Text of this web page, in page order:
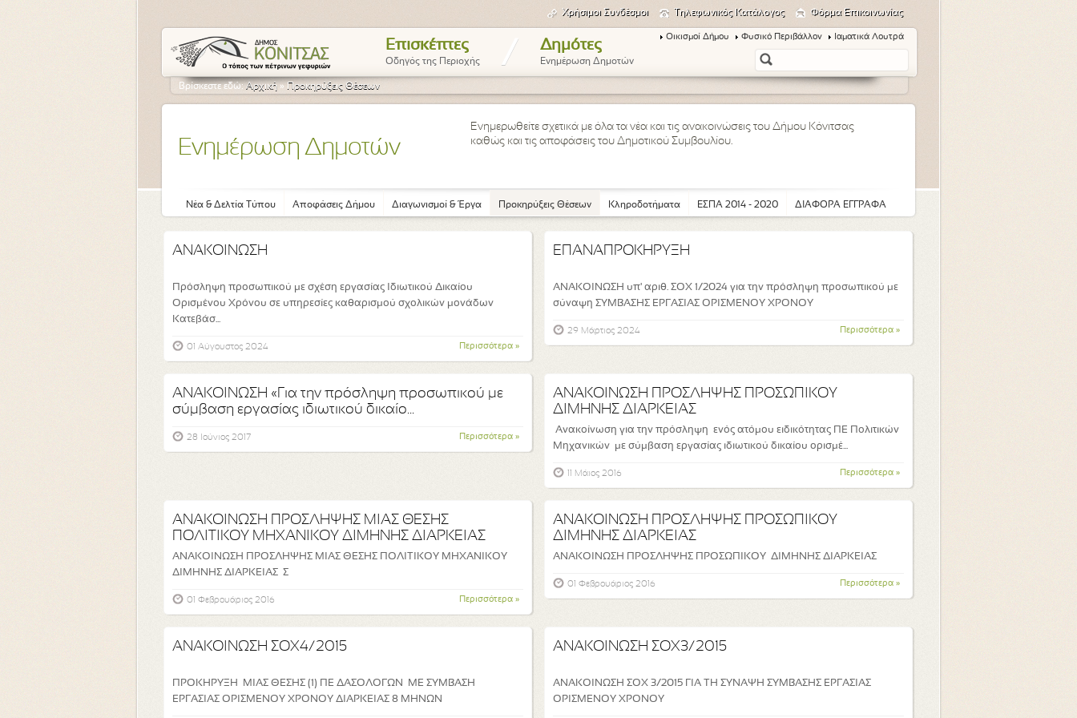
Χρήσιμοι Συνδέσμοι Τηλεφωνικός Κατάλογος Φόρμα Επικοινωνίας
Επισκέπτες
Οδηγός της Περιοχής / Δημότες
Ενημέρωση Δημοτών
Οικισμοί Δήμου Φυσικό Περιβάλλον Ιαματικά Λουτρά
Βρίσκεστε εδώ:Αρχική » Προκηρύξεις Θέσεων
Ενημέρωση Δημοτών
Ενημερωθείτε σχετικά με όλα τα νέα και τις ανακοινώσεις του Δήμου Κόνιτσας
καθώς και τις αποφάσεις του Δημοτικού Συμβουλίου.
Νέα & Δελτία Τύπου Αποφάσεις Δήμου Διαγωνισμοί & Έργα Προκηρύξεις Θέσεων Κληροδοτήματα ΕΣΠΑ 2014 - 2020 ΔΙΑΦΟΡΑ ΕΓΓΡΑΦΑ
ΑΝΑΚΟΙΝΩΣΗ
Πρόσληψη προσωπικού με σχέση εργασίας Ιδιωτικού Δικαίου
Ορισμένου Χρόνου σε υπηρεσίες καθαρισμού σχολικών μονάδων
Κατεβάσ...
01 Αύγουστος 2024 Περισσότερα »
ΕΠΑΝΑΠΡΟΚΗΡΥΞΗ
ΑΝΑΚΟΙΝΩΣΗ υπ' αριθ. ΣΟΧ 1/2024 για την πρόσληψη προσωπικού με
σύναψη ΣΥΜΒΑΣΗΣ ΕΡΓΑΣΙΑΣ ΟΡΙΣΜΕΝΟΥ ΧΡΟΝΟΥ
29 Μάρτιος 2024 Περισσότερα »
ΑΝΑΚΟΙΝΩΣΗ «Για την πρόσληψη προσωπικού με
σύμβαση εργασίας ιδιωτικού δικαίο...
28 Ιούνιος 2017 Περισσότερα »
ΑΝΑΚΟΙΝΩΣΗ ΠΡΟΣΛΗΨΗΣ ΠΡΟΣΩΠΙΚΟΥ
ΔΙΜΗΝΗΣ ΔΙΑΡΚΕΙΑΣ
Ανακοίνωση για την πρόσληψη ενός ατόμου ειδικότητας ΠΕ Πολιτικών
Μηχανικών με σύμβαση εργασίας ιδιωτικού δικαίου ορισμέ...
11 Μάιος 2016 Περισσότερα »
ΑΝΑΚΟΙΝΩΣΗ ΠΡΟΣΛΗΨΗΣ ΜΙΑΣ ΘΕΣΗΣ
ΠΟΛΙΤΙΚΟΥ ΜΗΧΑΝΙΚΟΥ ΔΙΜΗΝΗΣ ΔΙΑΡΚΕΙΑΣ
ΑΝΑΚΟΙΝΩΣΗ ΠΡΟΣΛΗΨΗΣ ΜΙΑΣ ΘΕΣΗΣ ΠΟΛΙΤΙΚΟΥ ΜΗΧΑΝΙΚΟΥ
ΔΙΜΗΝΗΣ ΔΙΑΡΚΕΙΑΣ Σ
01 Φεβρουάριος 2016 Περισσότερα »
ΑΝΑΚΟΙΝΩΣΗ ΠΡΟΣΛΗΨΗΣ ΠΡΟΣΩΠΙΚΟΥ
ΔΙΜΗΝΗΣ ΔΙΑΡΚΕΙΑΣ
ΑΝΑΚΟΙΝΩΣΗ ΠΡΟΣΛΗΨΗΣ ΠΡΟΣΩΠΙΚΟΥ ΔΙΜΗΝΗΣ ΔΙΑΡΚΕΙΑΣ
01 Φεβρουάριος 2016 Περισσότερα »
ΑΝΑΚΟΙΝΩΣΗ ΣΟΧ4/2015
ΠΡΟΚΗΡΥΞΗ ΜΙΑΣ ΘΕΣΗΣ (1) ΠΕ ΔΑΣΟΛΟΓΩΝ ΜΕ ΣΥΜΒΑΣΗ
ΕΡΓΑΣΙΑΣ ΟΡΙΣΜΕΝΟΥ ΧΡΟΝΟΥ ΔΙΑΡΚΕΙΑΣ 8 ΜΗΝΩΝ
ΑΝΑΚΟΙΝΩΣΗ ΣΟΧ3/2015
ΑΝΑΚΟΙΝΩΣΗ ΣΟΧ 3/2015 ΓΙΑ ΤΗ ΣΥΝΑΨΗ ΣΥΜΒΑΣΗΣ ΕΡΓΑΣΙΑΣ
ΟΡΙΣΜΕΝΟΥ ΧΡΟΝΟΥ